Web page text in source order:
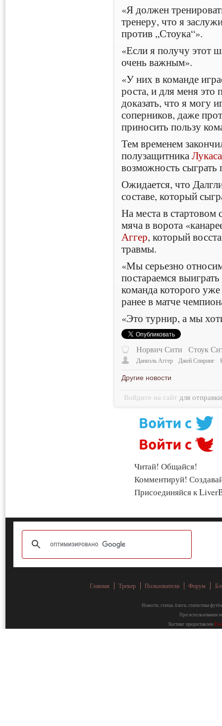
«Я должен
тренеру, что я
против „Стоука“».
«Если я получу этот
очень важным».
«У них в команде
роста, и для меня это
доказать, что я могу
соперников, даже
приносить пользу
Тем временем
полузащитника
возможность сыграть
Ожидается, что
составе, который
На места в стартовом
мяча в ворота
Аггер, который
травмы.
«Мы серьезно
постараемся
команда которого
ранее в матче
«Это турнир, а мы
Норвич Сити Стоук
Даниэль Аггер Джей Спиринг
Другие новости
Войдите на сайт для
Читай! Общайся!
Комментируй!
Присоединяйся к
Главная Трекер Пользователи Форум
Новости, статьи, блоги, статистика
При использовании
Хостинг предоставлен